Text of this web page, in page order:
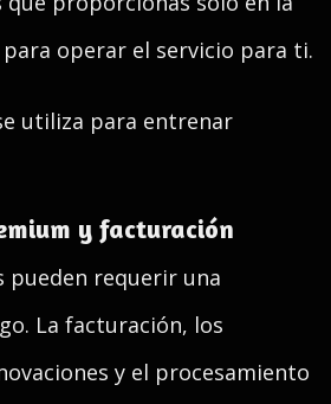
operar el servicio para ti.
utiliza para entrenar
y facturación
pueden requerir una
La facturación, los
y el procesamiento